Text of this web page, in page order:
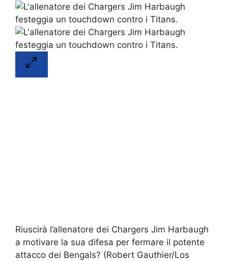
Riuscirà l’allenatore dei Chargers Jim Harbaugh
a motivare la sua difesa per fermare il potente
attacco dei Bengals? (Robert Gauthier/Los